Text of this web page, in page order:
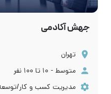
جهش آکادمی
تهران
متوسط - ۱۰ تا ۱۰۰ نفر
مدیریت کسب و کار/